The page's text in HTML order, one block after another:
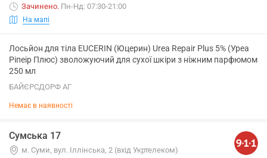
Зачинено. Пн-Нд: 07:30-21:00
На мапі
Лосьйон для тіла EUCERIN (Юцерин) Urea Repair Plus 5% (Уреа
Ріпеір Плюс) зволожуючий для сухої шкіри з ніжним парфюмом
250 мл
БАЙЄРСДОРФ АГ
Немає в наявності
Сумська 17
м. Суми, вул. Іллінська, 2 (вхід Укртелеком)